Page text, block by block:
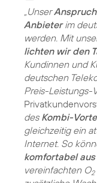
„Unser
Anbieterim
werden. Mit
lichten wir den
Kundinnen und
deutschen
Preis-Leistungs-
des Kombi-
gleichzeitig ein
Internet. So
komfortabel
vereinfachten O2